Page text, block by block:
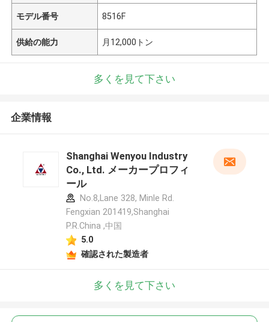
モデル番号 8516F
供給の能力 月12,000トン
多くを見て下さい
企業情報
Shanghai Wenyou Industry
Co., Ltd. メーカープロフィ
ール
No.8,Lane 328, Minle Rd.
Fengxian 201419,Shanghai
P.R.China ,中国
5.0
確認された製造者
多くを見て下さい